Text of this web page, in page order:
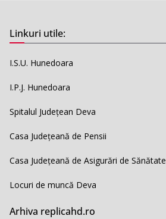
Linkuri utile:
I.S.U. Hunedoara
I.P.J. Hunedoara
Spitalul Județean Deva
Casa Județeană de Pensii
Casa Județeană de Asigurări de Sănătate
Locuri de muncă Deva
Arhiva replicahd.ro